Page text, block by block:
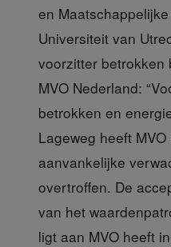
en
Universiteit van
voorzitter betrokken
MVO Nederland:
betrokken en
Lageweg heeft
aanvankelijke
overtroffen. De
van het
ligt aan MVO heeft